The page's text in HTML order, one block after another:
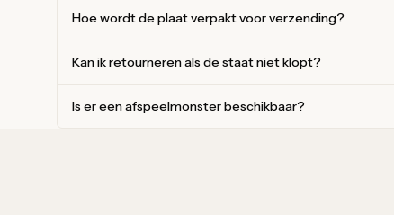
Hoe wordt de plaat verpakt voor verzending?
Kan ik retourneren als de staat niet klopt?
Is er een afspeelmonster beschikbaar?